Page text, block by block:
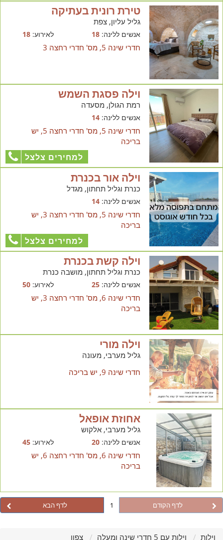
טירת רונית בעתיקה
גליל עליון, צפת
אנשים ללינה:18 לאירוע:18
חדרי שינה 5, מס' חדרי רחצה 3
וילה פסגת השמש
רמת הגולן, מסעדה
אנשים ללינה:14
חדרי שינה 5, מס' חדרי רחצה 5, יש
בריכה
למחירים צלצל
וילה אור בכנרת
כנרת וגליל תחתון, מגדל
אנשים ללינה:14
חדרי שינה 5, מס' חדרי רחצה 3, יש
בריכה
למחירים צלצל
וילה קשת בכנרת
כנרת וגליל תחתון, מושבה כנרת
אנשים ללינה:25 לאירוע:50
חדרי שינה 6, מס' חדרי רחצה 3, יש
בריכה
וילה מורי
גליל מערבי, מעונה
חדרי שינה 9, יש בריכה
אחוזת אופאל
גליל מערבי, אלקוש
אנשים ללינה:20 לאירוע:45
חדרי שינה 6, מס' חדרי רחצה 6, יש
בריכה
לדף הקודם 1 לדף הבא
וילות וילות עם 5 חדרי שינה ומעלה צפון